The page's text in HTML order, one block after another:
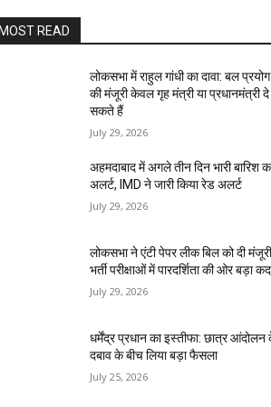
READ
लोकसभा में राहुल गांधी का दावा: बल प्रयोग
की मंजूरी केवल गृह मंत्री या प्रधानमंत्री दे
सकते हैं
July 29, 2026
अहमदाबाद में अगले तीन दिन भारी बारिश
अलर्ट, IMD ने जारी किया रेड अलर्ट
July 29, 2026
लोकसभा ने एंटी पेपर लीक बिल को दी
भर्ती परीक्षाओं में पारदर्शिता की ओर बड़ा
July 29, 2026
धर्मेंद्र प्रधान का इस्तीफा: छात्र आंदोलन
दबाव के बीच लिया बड़ा फैसला
July 25, 2026